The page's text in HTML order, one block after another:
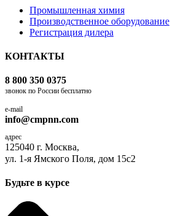
Промышленная химия
Производственное оборудование
Регистрация дилера
КОНТАКТЫ
8 800 350 0375
звонок по России бесплатно
e-mail
info@cmpnn.com
адрес
125040 г. Москва,
ул. 1-я Ямского Поля, дом 15с2
Будьте в курсе